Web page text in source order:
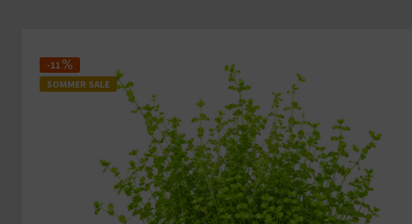
-11
SOMMER SALE